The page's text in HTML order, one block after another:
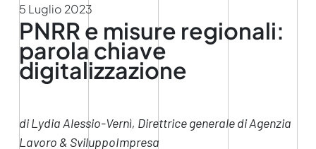
5 Luglio 2023
PNRR e misure regionali:
parola chiave
digitalizzazione
di Lydia Alessio-Vernì, Direttrice generale di Agenzia
Lavoro & SviluppoImpresa